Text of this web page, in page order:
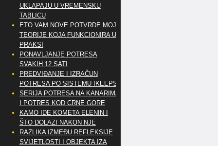
UKLAPAJU U VREMENSKU
TABLICU
ETO VAM NOVE POTVRDE MOJE
TEORIJE KOJA FUNKCIONIRA U
PRAKSI
PONAVLJANJE POTRESA
SVAKIH 12 SATI
PREDVIĐANJE I IZRAČUN
POTRESA PO SISTEMU IKEEPS
SERIJA POTRESA NA KANARIMA
I POTRES KOD CRNE GORE
KAMO IDE KOMETA ELENIN I
ŠTO DOLAZI NAKON NJE
RAZLIKA IZMEĐU REFLEKSIJE
SVIJETLOSTI I OBJEKTA IZA